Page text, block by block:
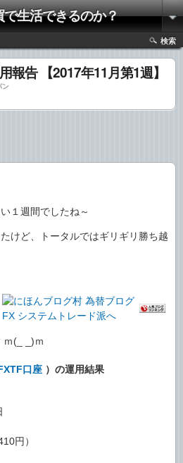
生活できるのか？
検索
報告 【2017年11月第1週】
ン
１週間でしたね～
けど、トータルではギリギリ勝ち越
ｍ(_ _)ｍ
口座 ）の運用結果
円）